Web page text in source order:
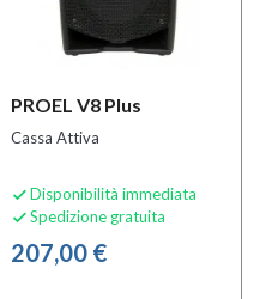
PROEL V8 Plus
Cassa Attiva
 Disponibilità immediata
 Spedizione gratuita
207,00 €